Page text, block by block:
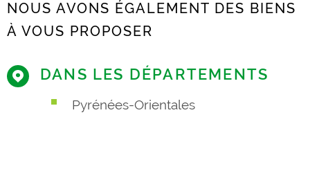
NOUS AVONS ÉGALEMENT DES BIENS
À VOUS PROPOSER
DANS LES DÉPARTEMENTS
Pyrénées-Orientales